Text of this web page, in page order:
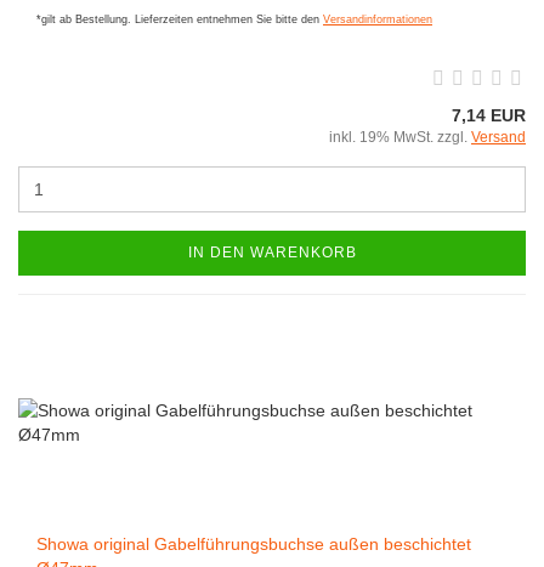
*gilt ab Bestellung. Lieferzeiten entnehmen Sie bitte den Versandinformationen
7,14 EUR
inkl. 19% MwSt. zzgl. Versand
IN DEN WARENKORB
Showa original Gabelführungsbuchse außen beschichtet